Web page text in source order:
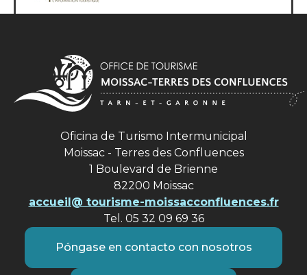
Oficina de Turismo Intermunicipal
Moissac - Terres des Confluences
1 Boulevard de Brienne
82200 Moissac
accueil@ tourisme-moissacconfluences.fr
Tel. 05 32 09 69 36
Póngase en contacto con nosotros